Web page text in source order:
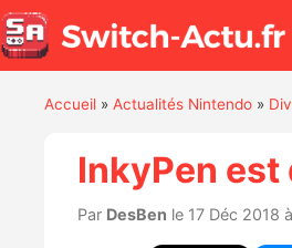
Accueil» Actualités Nintendo»
InkyPen
Par DesBen le 17 Déc 2018